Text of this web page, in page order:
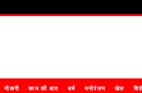
नौकरी काम की बात धर्म मनोरंजन खेल